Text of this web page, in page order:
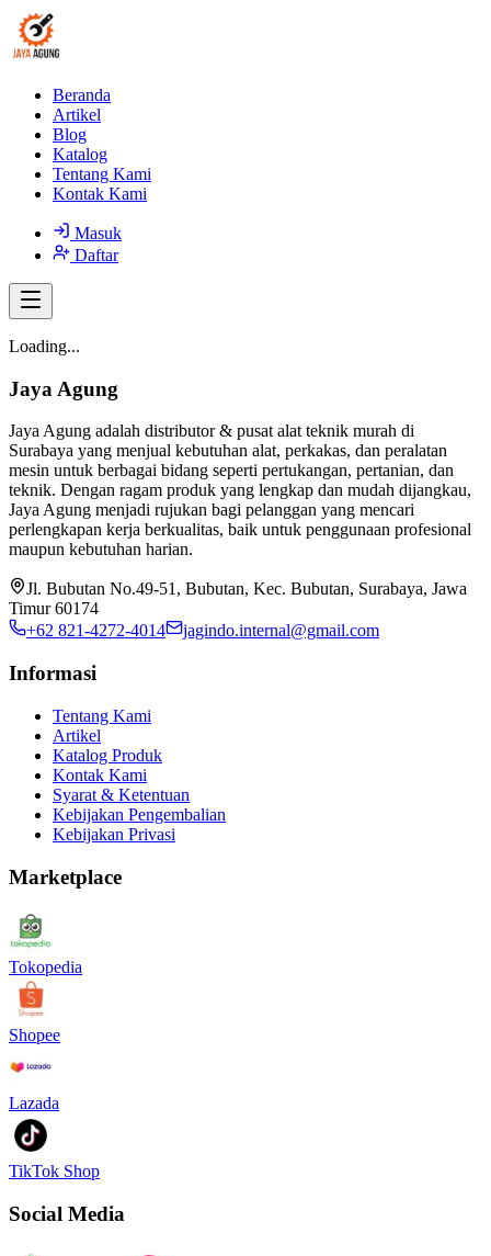
Beranda
Artikel
Blog
Katalog
Tentang Kami
Kontak Kami
Masuk
Daftar
Loading...
Jaya Agung
Jaya Agung adalah distributor & pusat alat teknik murah di
Surabaya yang menjual kebutuhan alat, perkakas, dan peralatan
mesin untuk berbagai bidang seperti pertukangan, pertanian, dan
teknik. Dengan ragam produk yang lengkap dan mudah dijangkau,
Jaya Agung menjadi rujukan bagi pelanggan yang mencari
perlengkapan kerja berkualitas, baik untuk penggunaan profesional
maupun kebutuhan harian.
Jl. Bubutan No.49-51, Bubutan, Kec. Bubutan, Surabaya, Jawa
Timur 60174
+62 821-4272-4014
jagindo.internal@gmail.com
Informasi
Tentang Kami
Artikel
Katalog Produk
Kontak Kami
Syarat & Ketentuan
Kebijakan Pengembalian
Kebijakan Privasi
Marketplace
Tokopedia
Shopee
Lazada
TikTok Shop
Social Media